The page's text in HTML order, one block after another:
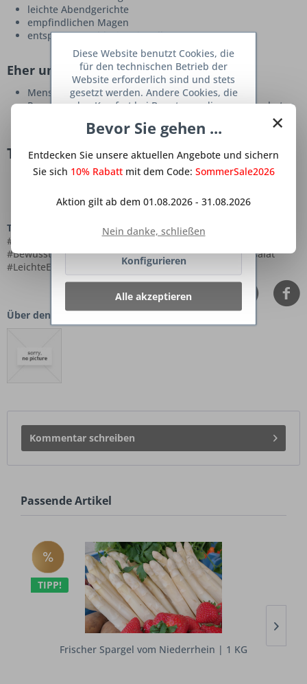
leichte Abendgerichte
empfindlichen Magen
entspannte Mahlzeiten im Alltag
Eher ungeeignet für:
Menschen mit akuter Zitronenempfindlichkeit
Personen mit starken Verdauungsbeschwerden in akuten
Tipps und Ergänzungen
Besonders frisch schmeckt etwas Dill im Dressing.
Lauwarm serviert wirkt der Salat besonders angenehm.
Tags:
#WeißerSpargel #Spargelrezept #Frühlingsküche
#LeichteKüche #Spargelsalat #GesundeRezepte
#BewusstEssen #Spargelzeit #Bekömmlich #Kartoffelsalat
#LeichteErnährung #Frühlingsrezept
Über den Autor:
Kommentar schreiben
Passende Artikel
TIPP!
Frischer Spargel vom Niederrhein | 1 KG
×
Bevor Sie gehen ...
Entdecken Sie unsere aktuellen Angebote und sichern
Sie sich 10% Rabattmit dem Code: SommerSale2026
Aktion gilt ab dem 01.08.2026 - 31.08.2026
Nein danke, schließen
Diese Website benutzt Cookies, die
für den technischen Betrieb der
Website erforderlich sind und stets
gesetzt werden. Andere Cookies, die
den Komfort bei Benutzung dieser
dienen oder die Interaktion mit
Netzwerken vereinfachen sollen,
werden nur mit Ihrer Zustimmung
Ablehnen
Konfigurieren
Alle akzeptieren